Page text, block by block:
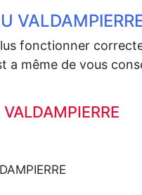
fonctionner
a même de vous